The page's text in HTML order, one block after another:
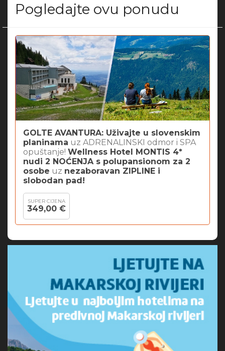
Pogledajte ovu ponudu
GOLTE AVANTURA: Uživajte u slovenskim
planinama uz ADRENALINSKI odmor i SPA
opuštanje! Wellness Hotel MONTIS 4*
nudi 2 NOĆENJA s polupansionom za 2
osobe uz nezaboravan ZIPLINE i
slobodan pad!
SUPER CIJENA
349,00 €